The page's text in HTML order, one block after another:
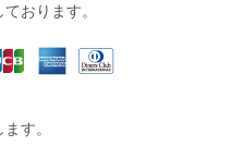
おります。
す。